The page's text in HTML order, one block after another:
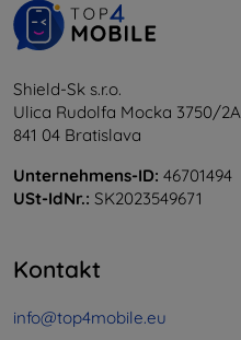
Shield-Sk s.r.o.
Ulica Rudolfa Mocka 3750/2A
841 04 Bratislava
Unternehmens-ID: 46701494
USt-IdNr.: SK2023549671
Kontakt
info@top4mobile.eu